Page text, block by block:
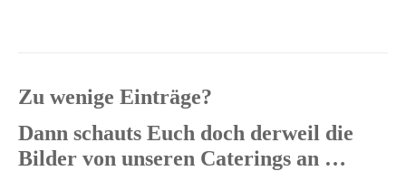
Zu wenige Einträge?
Dann schauts Euch doch derweil die
Bilder von unseren Caterings an …